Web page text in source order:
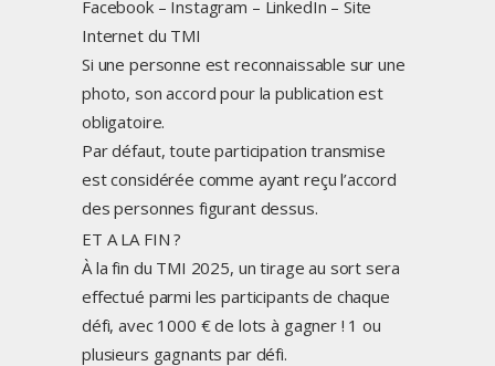
Facebook – Instagram – LinkedIn – Site
Internet du TMI
Si une personne est reconnaissable sur une
photo, son accord pour la publication est
obligatoire.
Par défaut, toute participation transmise
est considérée comme ayant reçu l’accord
des personnes figurant dessus.
ET A LA FIN ?
À la fin du TMI 2025, un tirage au sort sera
effectué parmi les participants de chaque
défi, avec 1000 € de lots à gagner ! 1 ou
plusieurs gagnants par défi.